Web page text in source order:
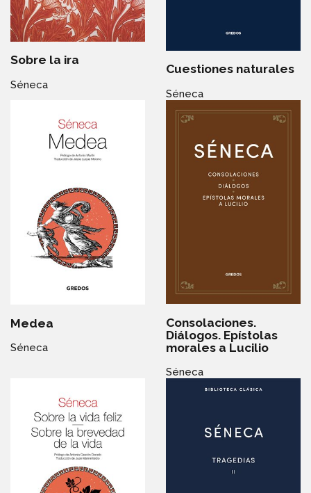
Sobre la ira
Séneca
Cuestiones naturales
Séneca
Medea
Séneca
Consolaciones.
Diálogos. Epístolas
morales a Lucilio
Séneca